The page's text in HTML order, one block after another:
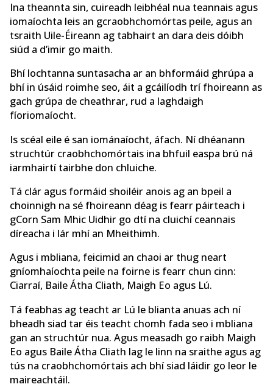
Ina theannta sin, cuireadh leibhéal nua teannais agus
iomaíochta leis an gcraobhchomórtas peile, agus an
tsraith Uile-Éireann ag tabhairt an dara deis dóibh
siúd a d’imir go maith.
Bhí lochtanna suntasacha ar an bhformáid ghrúpa a
bhí in úsáid roimhe seo, áit a gcáilíodh trí fhoireann as
gach grúpa de cheathrar, rud a laghdaigh
fíoriomaíocht.
Is scéal eile é san iománaíocht, áfach. Ní dhéanann
struchtúr craobhchomórtais ina bhfuil easpa brú ná
iarmhairtí tairbhe don chluiche.
Tá clár agus formáid shoiléir anois ag an bpeil a
choinnigh na sé fhoireann déag is fearr páirteach i
gCorn Sam Mhic Uidhir go dtí na cluichí ceannais
díreacha i lár mhí an Mheithimh.
Agus i mbliana, feicimid an chaoi ar thug neart
gníomhaíochta peile na foirne is fearr chun cinn:
Ciarraí, Baile Átha Cliath, Maigh Eo agus Lú.
Tá feabhas ag teacht ar Lú le blianta anuas ach ní
bheadh ​​siad tar éis teacht chomh fada seo i mbliana
gan an struchtúr nua. Agus measadh go raibh Maigh
Eo agus Baile Átha Cliath lag le linn na sraithe agus ag
tús na craobhchomórtais ach bhí siad láidir go leor le
maireachtáil.